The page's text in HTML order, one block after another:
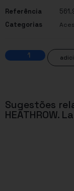
Referência
Categorias
Sugestões
HEATHROW.